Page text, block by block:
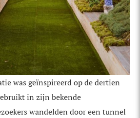
was geïnspireerd op de dertien
in zijn bekende
wandelden door een tunnel